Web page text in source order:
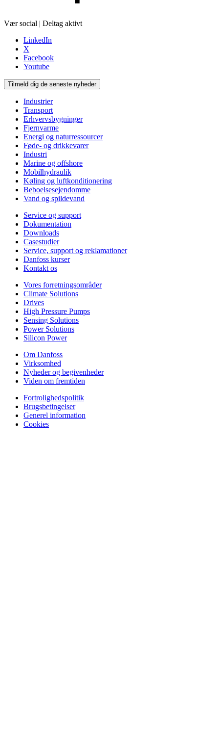
Vær social | Deltag aktivt
LinkedIn
X
Facebook
Youtube
Tilmeld dig de seneste nyheder
Industrier
Transport
Erhvervsbygninger
Fjernvarme
Energi og naturressourcer
Føde- og drikkevarer
Industri
Marine og offshore
Mobilhydraulik
Køling og luftkonditionering
Beboelsesejendomme
Vand og spildevand
Service og support
Dokumentation
Downloads
Casestudier
Service, support og reklamationer
Danfoss kurser
Kontakt os
Vores forretningsområder
Climate Solutions
Drives
High Pressure Pumps
Sensing Solutions
Power Solutions
Silicon Power
Om Danfoss
Virksomhed
Nyheder og begivenheder
Viden om fremtiden
Fortrolighedspolitik
Brugsbetingelser
Generel information
Cookies